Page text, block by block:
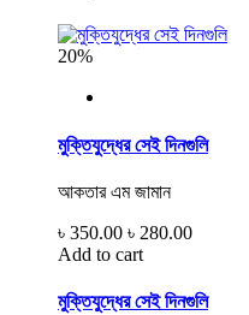
20%
মুক্তিযুদ্ধের সেই দিনগুলি
আকতার এম জামান
৳ 350.00 ৳ 280.00
Add to cart
মুক্তিযুদ্ধের সেই দিনগুলি